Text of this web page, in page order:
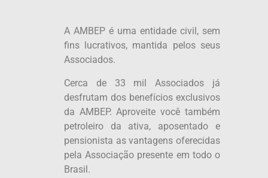
A AMBEP é uma entidade civil, sem
fins lucrativos, mantida pelos seus
Associados.
Cerca de 33 mil Associados já
desfrutam dos benefícios exclusivos
da AMBEP. Aproveite você também
petroleiro da ativa, aposentado e
pensionista as vantagens oferecidas
pela Associação presente em todo o
Brasil.